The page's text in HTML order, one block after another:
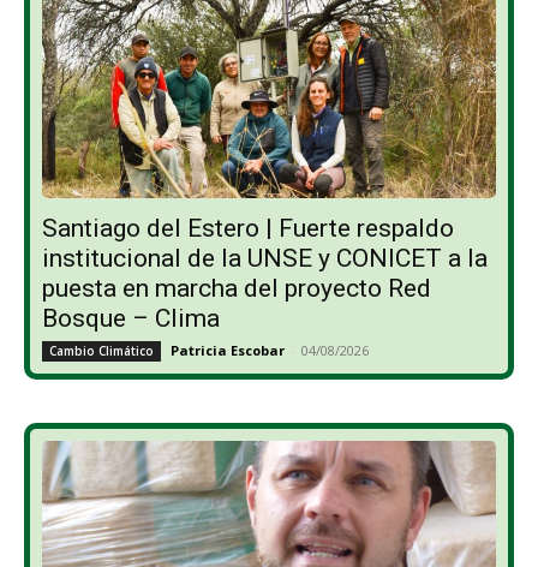
Santiago del Estero | Fuerte respaldo
institucional de la UNSE y CONICET a la
puesta en marcha del proyecto Red
Bosque – Clima
Cambio Climático Patricia Escobar - 04/08/2026